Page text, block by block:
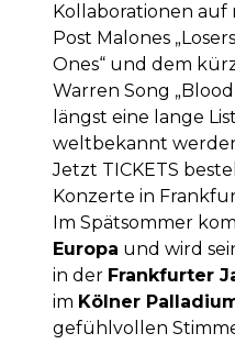
Kollaborationen auf
Post Malones
Ones“ und dem
Warren Song
längst eine lange
weltbekannt
Jetzt TICKETS
Konzerte in
Im Spätsommer
Europa und wird
in der Frankfurter
im Kölner
gefühlvollen